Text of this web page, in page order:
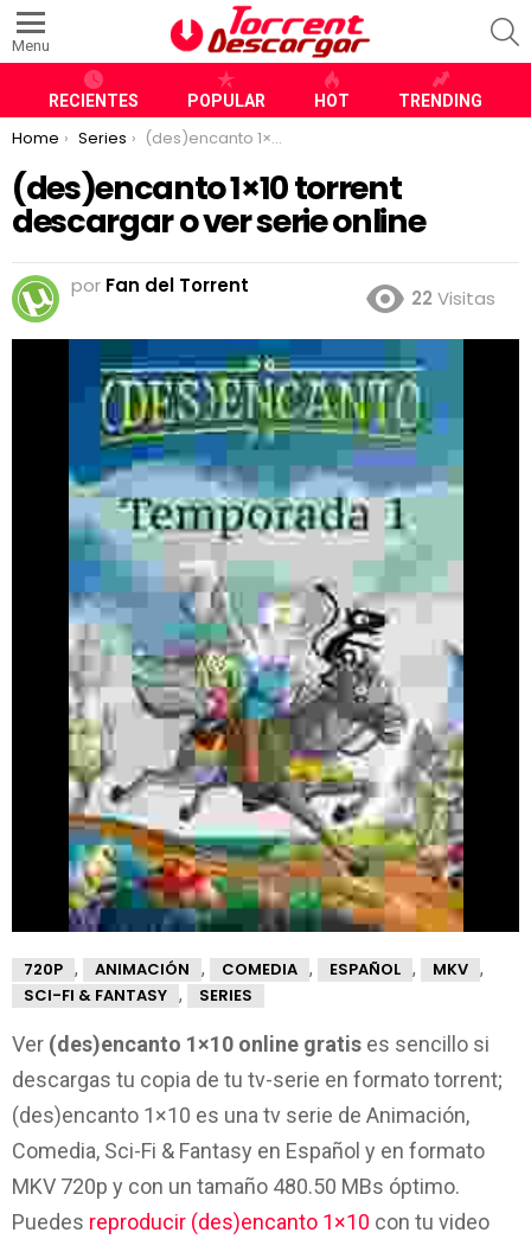
Menu
RECIENTES POPULAR HOT TRENDING
You are here:
Home Series (des)encanto 1×10 torrent descargar o ver serie online
(des)encanto 1×10 torrent
descargar o ver serie online
por Fan del Torrent
22 Visitas
720P , ANIMACIÓN , COMEDIA , ESPAÑOL , MKV ,
SCI-FI & FANTASY , SERIES
Ver (des)encanto 1×10 online gratis es sencillo si
descargas tu copia de tu tv-serie en formato torrent;
(des)encanto 1×10 es una tv serie de Animación,
Comedia, Sci-Fi & Fantasy en Español y en formato
MKV 720p y con un tamaño 480.50 MBs óptimo.
Puedes reproducir (des)encanto 1×10 con tu video